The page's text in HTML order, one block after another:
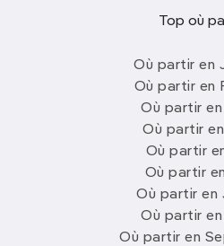
Top où
Où partir en
Où partir en
Où partir en
Où partir
Où partir
Où partir
Où partir en
Où partir
Où partir en